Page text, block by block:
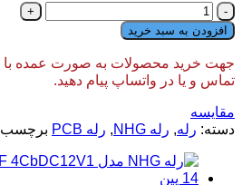
رله
NHG
مدل
JQX-
2CbDC24V1
دارای
24
ولت
10
آمپر
افزودن به سبد خرید
جهت خرید محصولات به صورت عمده با
تماس و یا در واتساپ پیام دهید.
مقایسه
دسته: رله, رله NHG , رله PCB